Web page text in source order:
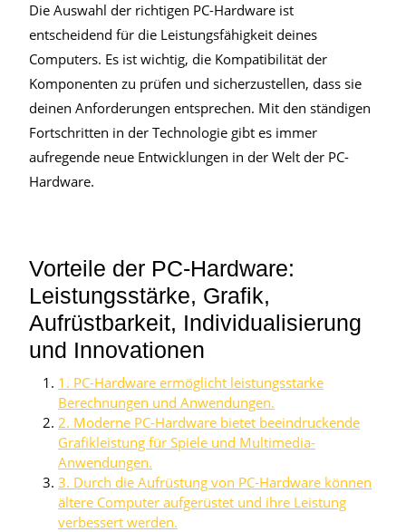
Die Auswahl der richtigen PC-Hardware ist
entscheidend für die Leistungsfähigkeit deines
Computers. Es ist wichtig, die Kompatibilität der
Komponenten zu prüfen und sicherzustellen, dass sie
deinen Anforderungen entsprechen. Mit den ständigen
Fortschritten in der Technologie gibt es immer
aufregende neue Entwicklungen in der Welt der PC-
Hardware.
Vorteile der PC-Hardware:
Leistungsstärke, Grafik,
Aufrüstbarkeit, Individualisierung
und Innovationen
1. PC-Hardware ermöglicht leistungsstarke
Berechnungen und Anwendungen.
2. Moderne PC-Hardware bietet beeindruckende
Grafikleistung für Spiele und Multimedia-
Anwendungen.
3. Durch die Aufrüstung von PC-Hardware können
ältere Computer aufgerüstet und ihre Leistung
verbessert werden.